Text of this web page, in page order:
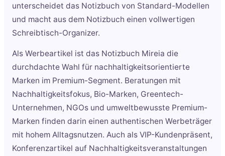
unterscheidet das Notizbuch von Standard-Modellen
und macht aus dem Notizbuch einen vollwertigen
Schreibtisch-Organizer.
Als Werbeartikel ist das Notizbuch Mireia die
durchdachte Wahl für nachhaltigkeitsorientierte
Marken im Premium-Segment. Beratungen mit
Nachhaltigkeitsfokus, Bio-Marken, Greentech-
Unternehmen, NGOs und umweltbewusste Premium-
Marken finden darin einen authentischen Werbeträger
mit hohem Alltagsnutzen. Auch als VIP-Kundenpräsent,
Konferenzartikel auf Nachhaltigkeitsveranstaltungen